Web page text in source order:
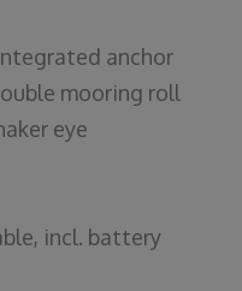
anchor
mooring roll
eye
incl. battery